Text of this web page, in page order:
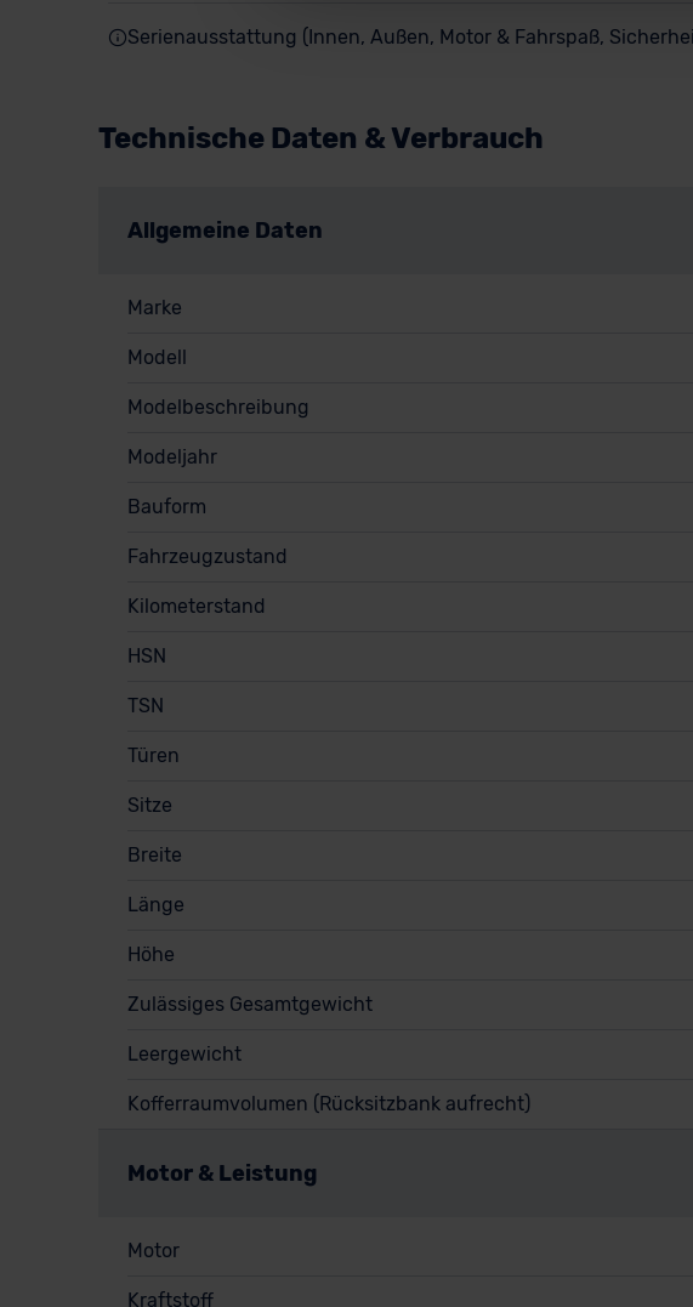
Abs. 2 lit. c DSGVO) oder wenn Sie hierzu
Serienausstattung (Innen, Außen, Motor & Fahrspaß,
Technische Daten & Verbrauch
Allgemeine Daten
Marke
Modell
Modelbeschreibung
Modeljahr
Bauform
Fahrzeugzustand
Kilometerstand
HSN
TSN
Türen
Sitze
Breite
Länge
Höhe
Zulässiges Gesamtgewicht
Leergewicht
Kofferraumvolumen (Rücksitzbank aufrecht)
Motor & Leistung
Motor
Kraftstoff